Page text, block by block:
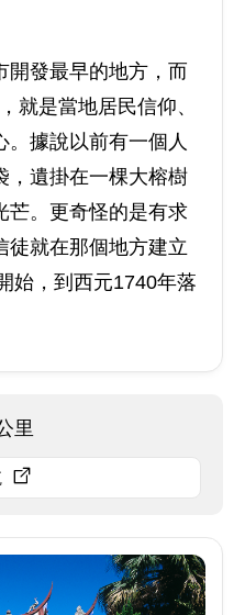
開發最早的地方，而
就是當地居民信仰、
據說以前有一個人
，遺掛在一棵大榕樹
芒。更奇怪的是有求
徒就在那個地方建立
始，到西元1740年落
里